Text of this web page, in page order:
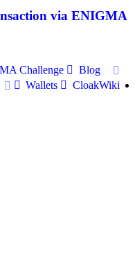
via ENIGMA
Challenge
Blog
Wallets CloakWiki